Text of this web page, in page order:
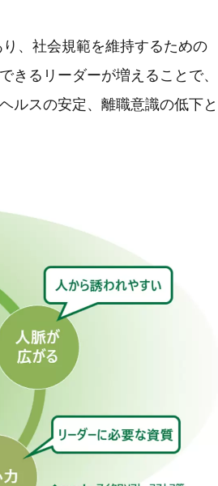
、社会規範を維持するための
きるリーダーが増えることで、
ルスの安定、離職意識の低下と